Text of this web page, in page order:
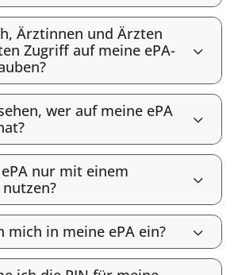
Ärztinnen und Ärzten
Zugriff auf meine ePA-
wer auf meine ePA
nur mit einem
mich in meine ePA ein?